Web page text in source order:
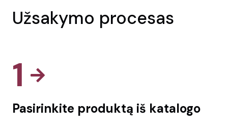
Užsakymo procesas
1
Pasirinkite produktą iš katalogo